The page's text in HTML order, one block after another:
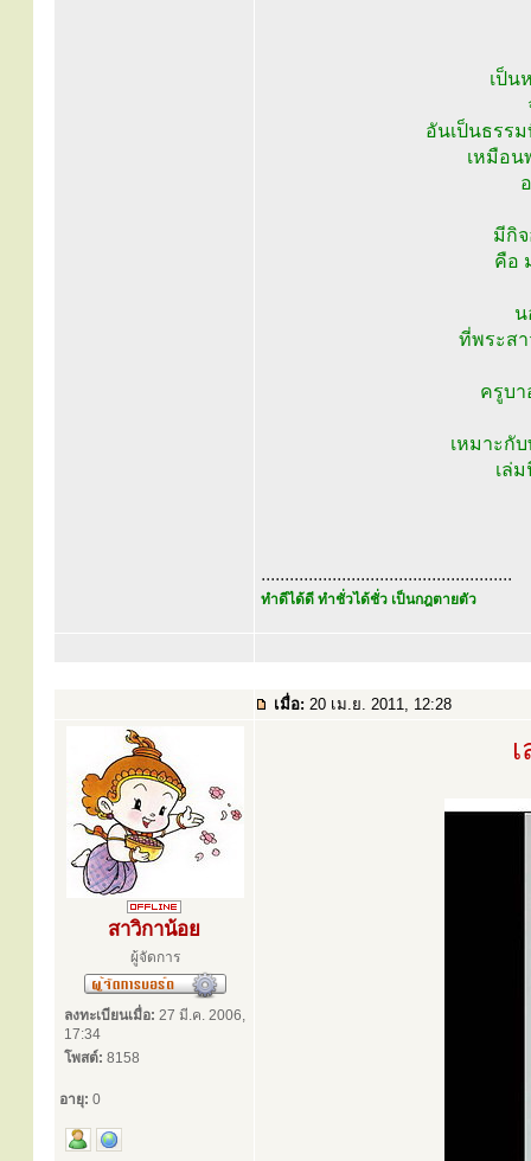
เป็น
อันเป็นธรร
เหมือน
มีกิ
คือ
น
ที่พระสา
ครูบา
เหมาะกั
เล่
.....................................................
ทำดีได้ดี ทำชั่วได้ชั่ว เป็นกฎตายตัว
เมื่อ: 20 เม.ย. 2011, 12:28
สาวิกาน้อย
ผู้จัดการ
ลงทะเบียนเมื่อ: 27 มี.ค. 2006,
17:34
โพสต์: 8158
อายุ: 0